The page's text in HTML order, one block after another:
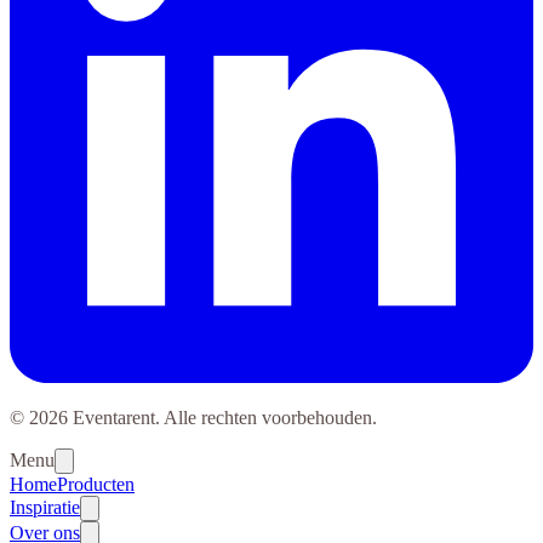
© 2026 Eventarent. Alle rechten voorbehouden.
Menu
HomeProducten
Inspiratie
Over ons